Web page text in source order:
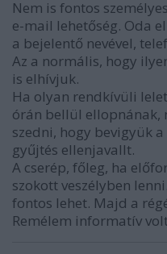
Nem is fontos
e-mail lehetőség. Oda
a bejelentő nevével,
Az a normális, hogy
is elhívjuk.
Ha olyan rendkívüli
órán bellül ellopnának,
szedni, hogy bevigyük
gyűjtés ellenjavallt.
A cserép, főleg, ha
szokott veszélyben
fontos lehet. Majd a
Remélem informatív